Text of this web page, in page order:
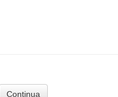
Continua